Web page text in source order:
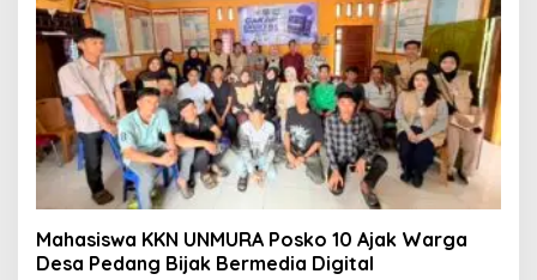
Mahasiswa KKN UNMURA Posko 10 Ajak Warga
Desa Pedang Bijak Bermedia Digital